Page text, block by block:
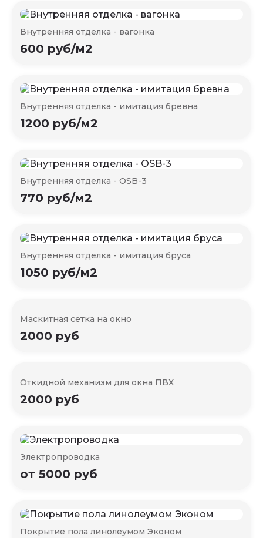
Внутренняя отделка - вагонка
600 руб/м2
Внутренняя отделка - имитация бревна
1200 руб/м2
Внутренняя отделка - OSB-3
770 руб/м2
Внутренняя отделка - имитация бруса
1050 руб/м2
Маскитная сетка на окно
2000 руб
Откидной механизм для окна ПВХ
2000 руб
Электропроводка
от 5000 руб
Покрытие пола линолеумом Эконом